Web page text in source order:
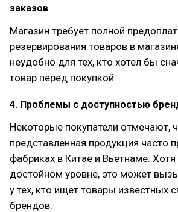
заказов
Магазин требует полной
резервирования товаров в
неудобно для тех, кто хотел бы
товар перед покупкой.
4. Проблемы с доступностью
Некоторые покупатели отмечают,
представленная продукция часто
фабриках в Китае и Вьетнаме. Хотя
достойном уровне, это может
у тех, кто ищет товары известных
брендов.